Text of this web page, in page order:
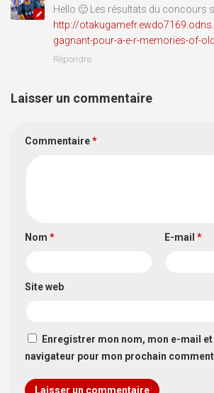
Hello 🙂 Les résultats du concours
http://
gagnant-pour-a-e-r-memories-of-
Répondre
Laisser un commentaire
Commentaire*
Nom * E-mail *
Site web
Enregistrer mon nom, mon e-mail
navigateur pour mon prochain